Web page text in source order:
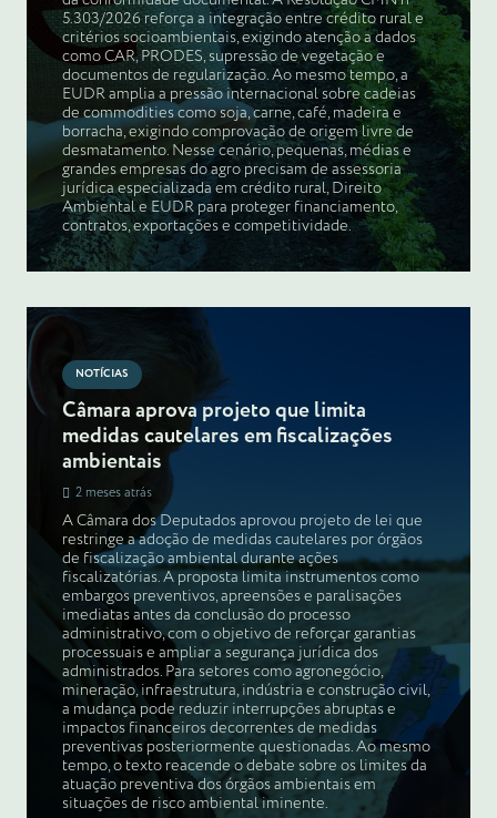
5.303/2026 reforça a integração entre crédito rural e
critérios socioambientais, exigindo atenção a dados
como CAR, PRODES, supressão de vegetação e
documentos de regularização. Ao mesmo tempo, a
EUDR amplia a pressão internacional sobre cadeias
de commodities como soja, carne, café, madeira e
borracha, exigindo comprovação de origem livre de
desmatamento. Nesse cenário, pequenas, médias e
grandes empresas do agro precisam de assessoria
jurídica especializada em crédito rural, Direito
Ambiental e EUDR para proteger financiamento,
contratos, exportações e competitividade.
NOTÍCIAS
Câmara aprova projeto que limita
medidas cautelares em fiscalizações
ambientais
2 meses atrás
A Câmara dos Deputados aprovou projeto de lei que
restringe a adoção de medidas cautelares por órgãos
de fiscalização ambiental durante ações
fiscalizatórias. A proposta limita instrumentos como
embargos preventivos, apreensões e paralisações
imediatas antes da conclusão do processo
administrativo, com o objetivo de reforçar garantias
processuais e ampliar a segurança jurídica dos
administrados. Para setores como agronegócio,
mineração, infraestrutura, indústria e construção civil,
a mudança pode reduzir interrupções abruptas e
impactos financeiros decorrentes de medidas
preventivas posteriormente questionadas. Ao mesmo
tempo, o texto reacende o debate sobre os limites da
atuação preventiva dos órgãos ambientais em
situações de risco ambiental iminente.